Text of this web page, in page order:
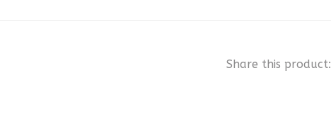
Share this product: